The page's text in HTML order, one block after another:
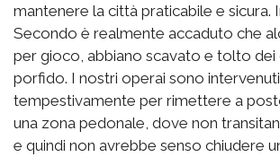
mantenere la città praticabile e sicura.
Secondo è realmente accaduto che
per gioco, abbiano scavato e tolto dei
porfido. I nostri operai sono intervenuti
tempestivamente per rimettere a
una zona pedonale, dove non
e quindi non avrebbe senso chiudere